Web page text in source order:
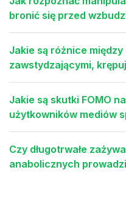
bronić się przed
Jakie są różnice
zawstydzającymi,
Jakie są skutki FOMO
użytkowników mediów
Czy długotrwałe
anabolicznych